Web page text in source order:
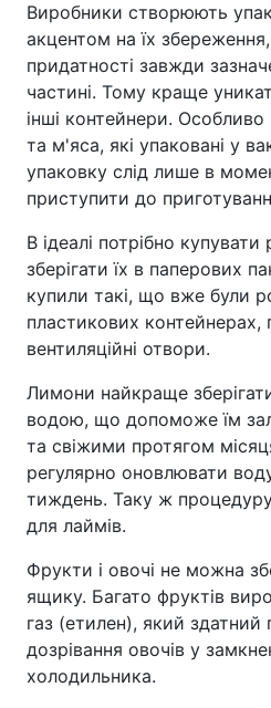
Виробники створюють
акцентом на їх
придатності завжди
частині. Тому краще
інші контейнери.
та м'яса, які упаковані у
упаковку слід лише в
приступити до
В ідеалі потрібно купувати
зберігати їх в паперових
купили такі, що вже були
пластикових контейнерах,
вентиляційні отвори.
Лимони найкраще
водою, що допоможе їм
та свіжими протягом
регулярно оновлювати
тиждень. Таку ж
для лаймів.
Фрукти і овочі не можна
ящику. Багато фруктів
газ (етилен), який
дозрівання овочів у
холодильника.